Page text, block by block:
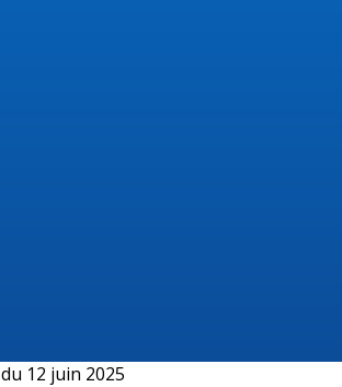
du 12 juin 2025